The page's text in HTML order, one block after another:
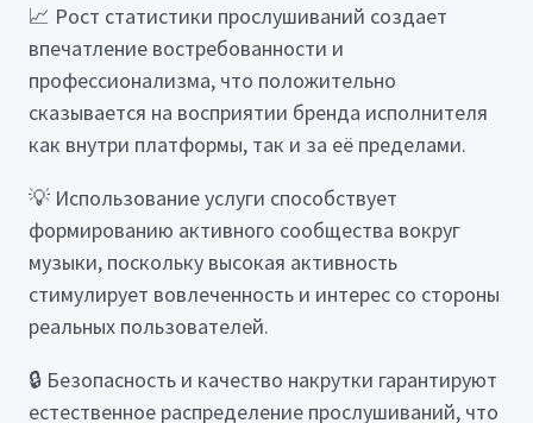
📈 Рост статистики прослушиваний создает
впечатление востребованности и
профессионализма, что положительно
сказывается на восприятии бренда исполнителя
как внутри платформы, так и за её пределами.
💡 Использование услуги способствует
формированию активного сообщества вокруг
музыки, поскольку высокая активность
стимулирует вовлеченность и интерес со стороны
реальных пользователей.
🔒 Безопасность и качество накрутки гарантируют
естественное распределение прослушиваний, что